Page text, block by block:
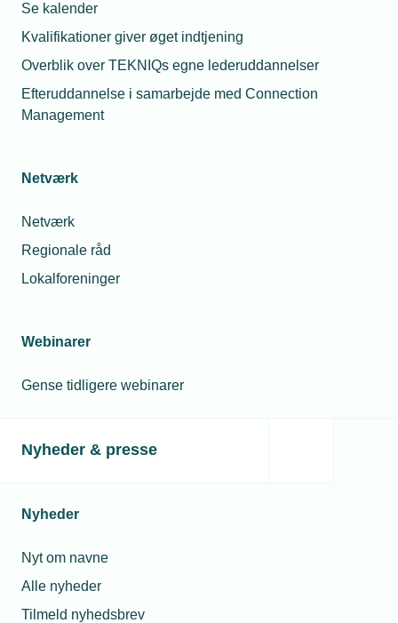
Se kalender
Kvalifikationer giver øget indtjening
Overblik over TEKNIQs egne lederuddannelser
Efteruddannelse i samarbejde med Connection
Management
Netværk
Netværk
Regionale råd
Lokalforeninger
Webinarer
Gense tidligere webinarer
Nyheder & presse
Nyheder
Nyt om navne
Alle nyheder
Tilmeld nyhedsbrev